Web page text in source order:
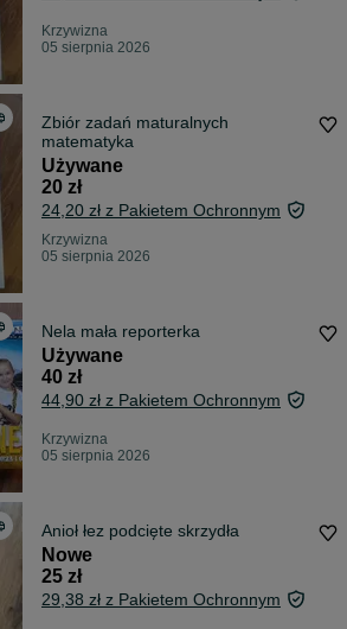
Krzywizna
05 sierpnia 2026
Zbiór zadań maturalnych
matematyka
Używane
20 zł
24,20 zł z Pakietem Ochronnym
Krzywizna
05 sierpnia 2026
Nela mała reporterka
Używane
40 zł
44,90 zł z Pakietem Ochronnym
Krzywizna
05 sierpnia 2026
Anioł łez podcięte skrzydła
Nowe
25 zł
29,38 zł z Pakietem Ochronnym